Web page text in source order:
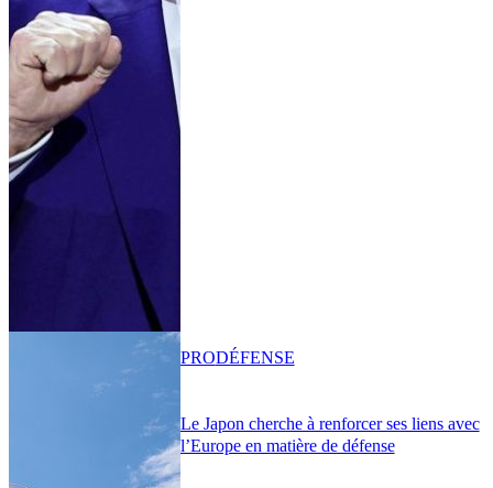
Le Japon cherche à renforcer ses liens avec
l’Europe en matière de défense
PRODÉFENSE